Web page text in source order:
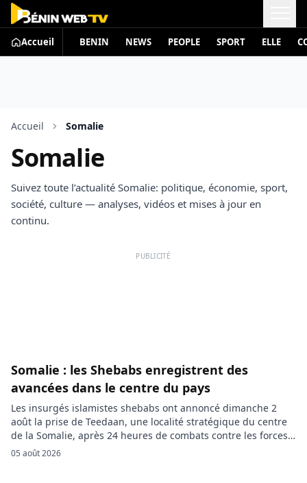
Accueil BENIN NEWS PEOPLE SPORT ELLE
Accueil Somalie
Somalie
Suivez toute l’actualité Somalie: politique, économie, sport,
société, culture — analyses, vidéos et mises à jour en
continu.
PUBLICITÉ
Somalie : les Shebabs enregistrent des
avancées dans le centre du pays
Les insurgés islamistes shebabs ont annoncé dimanche 2
août la prise de Teedaan, une localité stratégique du centre
de la Somalie, après 24 heures de combats contre les forces
gouvernementales. Des habitants de localités voisines ont
05 août 2026